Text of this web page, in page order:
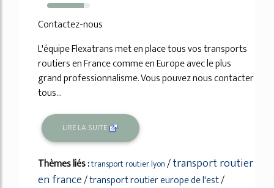
86%
Contactez-nous
L'équipe Flexatrans met en place tous vos transports
routiers en France comme en Europe avec le plus
grand professionnalisme. Vous pouvez nous contacter
tous...
LIRE LA SUITE
Thèmes liés :transport routier lyon/transport routier
en france/transport routier europe de l'est/